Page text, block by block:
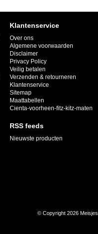
Klantenservice
Over ons
Algemene voorwaarden
Disclaimer
Privacy Policy
Veilig betalen
Verzenden & retourneren
Klantenservice
Sitemap
Maattabellen
Cienta-voorheen-fitz-kitz-maten
RSS feeds
Nieuwste producten
© Copyright 2026